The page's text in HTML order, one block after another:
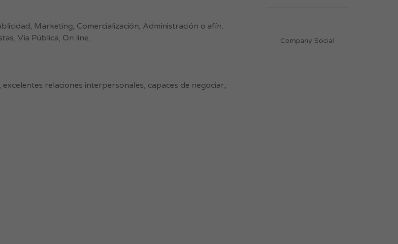
Marketing, Comercialización, Administración o afín.
Vía Pública, On line.
relaciones interpersonales, capaces de negociar,
Company Social